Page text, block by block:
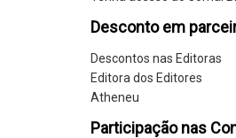
Desconto em
Descontos nas Editoras
Editora dos Editores
Atheneu
Participação nas